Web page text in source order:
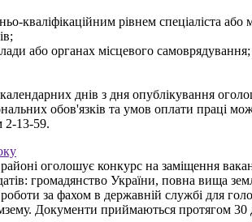
кваліфікаційним рівнем спеціаліста або
або органах місцевого самоврядування;
днів з дня опублікування
обов'язків та умов оплати праці
2-13-59.
оголошує конкурс на заміщення
громадянство України, повна вища
за фахом в державній службі для
Документи приймаються протягом